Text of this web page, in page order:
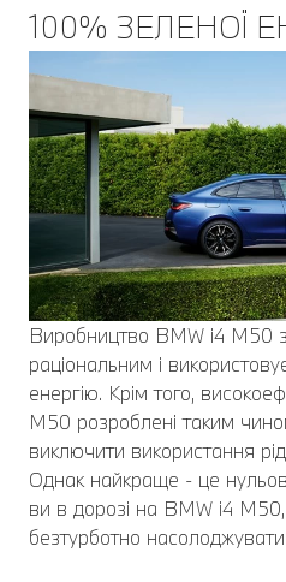
100% ЗЕЛЕНОЇ
Виробництво BMW i4 M50
раціональним і
енергію. Крім того,
M50 розроблені таким
виключити використання
Однак найкраще - це
ви в дорозі на BMW i4
безтурботно